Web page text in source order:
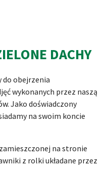
DACHY
do obejrzenia
wykonanych przez naszą
. Jako doświadczony
na swoim koncie
na stronie
z rolki układane przez